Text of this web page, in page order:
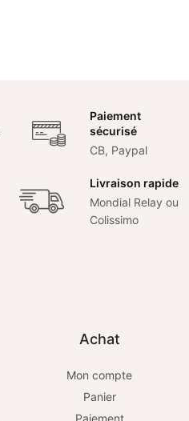
Paiement
sécurisé
CB, Paypal
Livraison rapide
Mondial Relay ou
Colissimo
Achat
Mon compte
Panier